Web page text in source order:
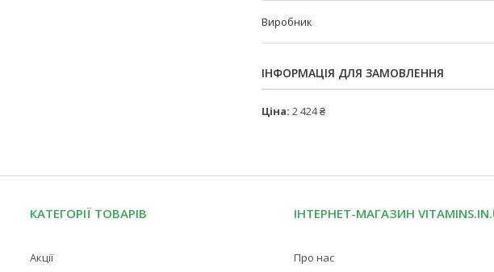
Виробник
ІНФОРМАЦІЯ ДЛЯ ЗАМОВЛЕННЯ
Ціна: 2 424 ₴
КАТЕГОРІЇ ТОВАРІВ
Акції
ІНТЕРНЕТ-МАГАЗИН
Про нас